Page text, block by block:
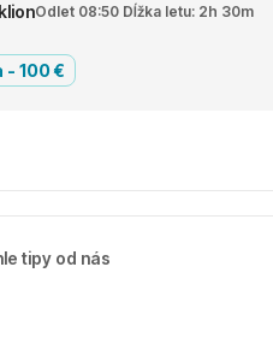
Odlet 08:50 Dĺžka letu: 2h 30m
- 100 €
tipy od nás